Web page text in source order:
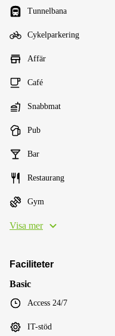
Tunnelbana
Cykelparkering
Affär
Café
Snabbmat
Pub
Bar
Restaurang
Gym
Visa mer
Faciliteter
Basic
Access 24/7
IT-stöd